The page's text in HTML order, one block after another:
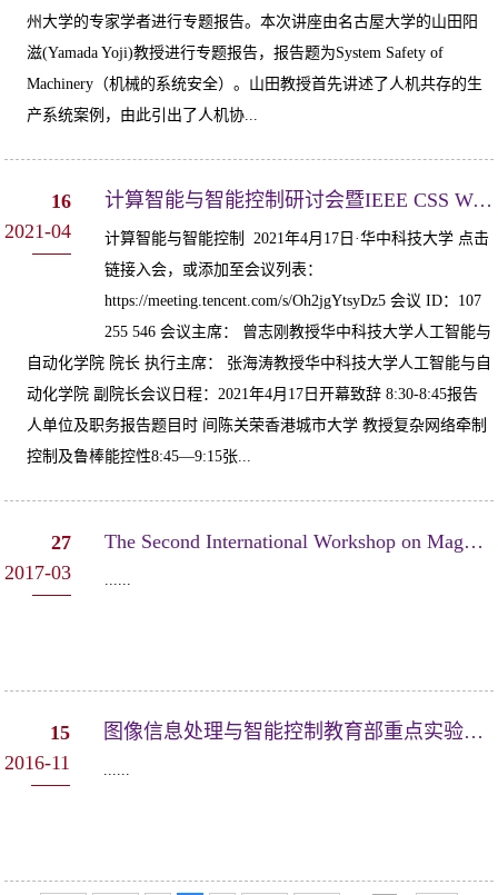
州大学的专家学者进行专题报告。本次讲座由名古屋大学的山田阳
滋(Yamada Yoji)教授进行专题报告，报告题为System Safety of
Machinery（机械的系统安全）。山田教授首先讲述了人机共存的生
产系统案例，由此引出了人机协...
16
2021-04
计算智能与智能控制研讨会暨IEEE CSS Wuhan Chapter 系列学术研讨会
计算智能与智能控制 2021年4月17日·华中科技大学 点击
链接入会，或添加至会议列表：
https://meeting.tencent.com/s/Oh2jgYtsyDz5 会议 ID：107
255 546 会议主席： 曾志刚教授华中科技大学人工智能与
自动化学院 院长 执行主席： 张海涛教授华中科技大学人工智能与自
动化学院 副院长会议日程：2021年4月17日开幕致辞 8:30-8:45报告
人单位及职务报告题目时 间陈关荣香港城市大学 教授复杂网络牵制
控制及鲁棒能控性8:45—9:15张...
27
2017-03
The Second International Workshop on Magnetic Bio-Sensing IWMBS
15
2016-11
图像信息处理与智能控制教育部重点实验室 学术委员会会议成功召开